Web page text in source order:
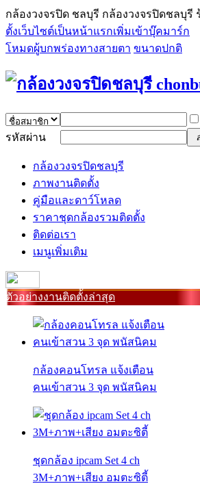
กล้องวงจรปิด ชลบุรี กล้องวงจรปิดชลบุรี
ตั้งเว็บไซต์เป็นหน้าแรกเพิ่มเข้าบุ๊คมาร์ก
โหมดผู้บกพร่องทางสายตา ขนาดปกติ
รหัสผ่าน
กล้องวงจรปิดชลบุรี
ภาพงานติดตั้ง
คู่มือและดาว์โหลด
ราคาชุดกล้องรวมติดตั้ง
ติดต่อเรา
เมนูเพิ่มเติม
ตัวอย่างงานติดตั้งล่าสุด
กล้องคอนโทรล แจ้งเตือน
คนเข้าสวน 3 จุด พนัสนิคม
ชุดกล้อง ipcam Set 4 ch
3M+ภาพ+เสียง อมตะซิตี้